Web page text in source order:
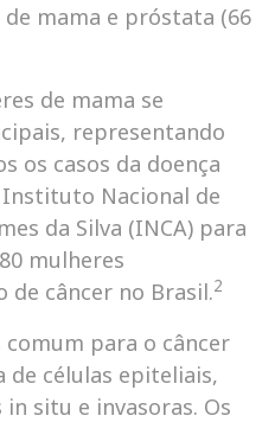
mama e próstata (66
de mama se
representando
os casos da doença
Instituto Nacional de
da Silva (INCA) para
mulheres
de câncer no Brasil.2
para o câncer
de células epiteliais,
situ e invasoras. Os